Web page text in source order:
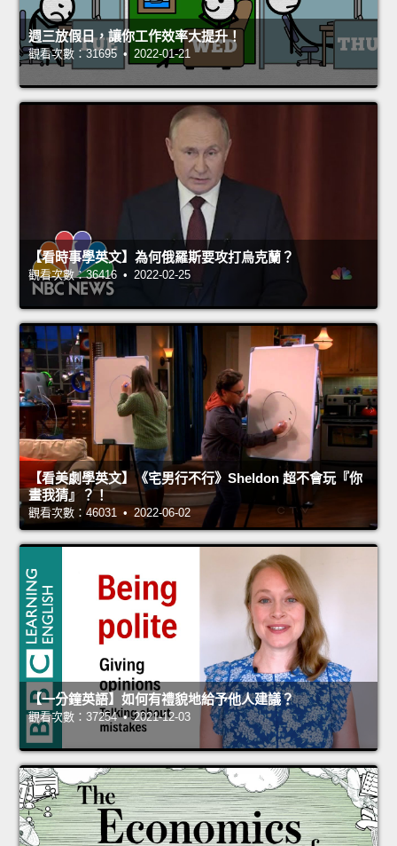
週三放假日，讓你工作效率大提升！
觀看次數：31695 • 2022-01-21
【看時事學英文】為何俄羅斯要攻打烏克蘭？
觀看次數：36416 • 2022-02-25
【看美劇學英文】《宅男行不行》Sheldon 超不會玩『你
畫我猜』？！
觀看次數：46031 • 2022-06-02
【一分鐘英語】如何有禮貌地給予他人建議？
觀看次數：37254 • 2021-12-03